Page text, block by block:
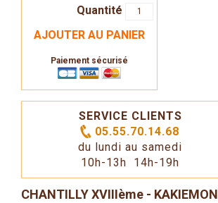
Quantité
AJOUTER AU PANIER
Paiement sécurisé
SERVICE CLIENTS
05.55.70.14.68
du lundi au samedi
10h-13h 14h-19h
CHANTILLY XVIIIème - KAKIEMON